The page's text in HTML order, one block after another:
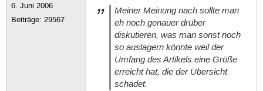
6. Juni 2006
Beiträge:29567
Meiner Meinung nach sollte man
eh noch genauer drüber
diskutieren, was man sonst noch
so auslagern könnte weil der
Umfang des Artikels eine Größe
erreicht hat, die der Übersicht
schadet.